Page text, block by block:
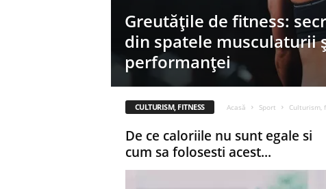
Greutățile de fitness:
din spatele musculaturii
performanței
CULTURISM, FITNESS Acasă Sport Culturism,
De ce caloriile nu sunt egale si
cum sa folosesti acest...